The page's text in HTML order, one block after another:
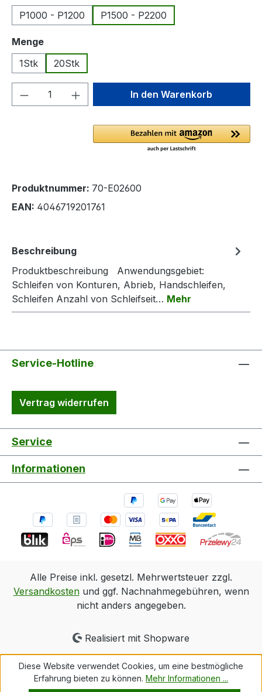
P1000 - P1200
P1500 - P2200
Mengeauswählen
1Stk
20Stk
Produkt Anzahl: Gib denIn den Warenkorb
Produktnummer: 70-E02600
EAN: 4046719201761
Beschreibung
Produktbeschreibung Anwendungsgebiet:
Schleifen von Konturen, Abrieb, Handschleifen,
Schleifen Anzahl von Schleifseit… Mehr
Service-Hotline
Vertrag widerrufen
Service
Informationen
Alle Preise inkl. gesetzl. Mehrwertsteuer zzgl.
Versandkostenund ggf. Nachnahmegebühren, wenn
nicht anders angegeben.
Realisiert mit Shopware
Diese Website verwendet Cookies, um eine bestmögliche
Erfahrung bieten zu können. Mehr Informationen ...